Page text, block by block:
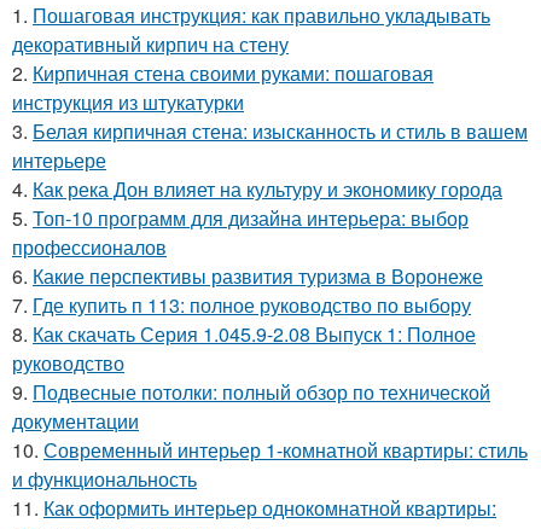
1. Пошаговая инструкция: как правильно укладывать
декоративный кирпич на стену
2. Кирпичная стена своими руками: пошаговая
инструкция из штукатурки
3. Белая кирпичная стена: изысканность и стиль в вашем
интерьере
4. Как река Дон влияет на культуру и экономику города
5. Топ-10 программ для дизайна интерьера: выбор
профессионалов
6. Какие перспективы развития туризма в Воронеже
7. Где купить п 113: полное руководство по выбору
8. Как скачать Серия 1.045.9-2.08 Выпуск 1: Полное
руководство
9. Подвесные потолки: полный обзор по технической
документации
10. Современный интерьер 1-комнатной квартиры: стиль
и функциональность
11. Как оформить интерьер однокомнатной квартиры: